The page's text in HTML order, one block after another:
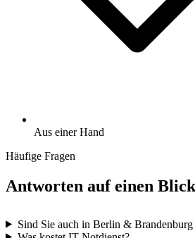
Aus einer Hand
Häufige Fragen
Antworten auf einen Blick
Sind Sie auch in Berlin & Brandenburg